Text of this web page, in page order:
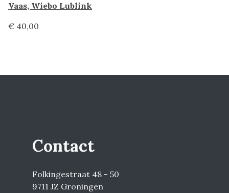
Vaas, Wiebo Lublink
€ 40,00
Contact
Folkingestraat 48 - 50
9711 JZ Groningen